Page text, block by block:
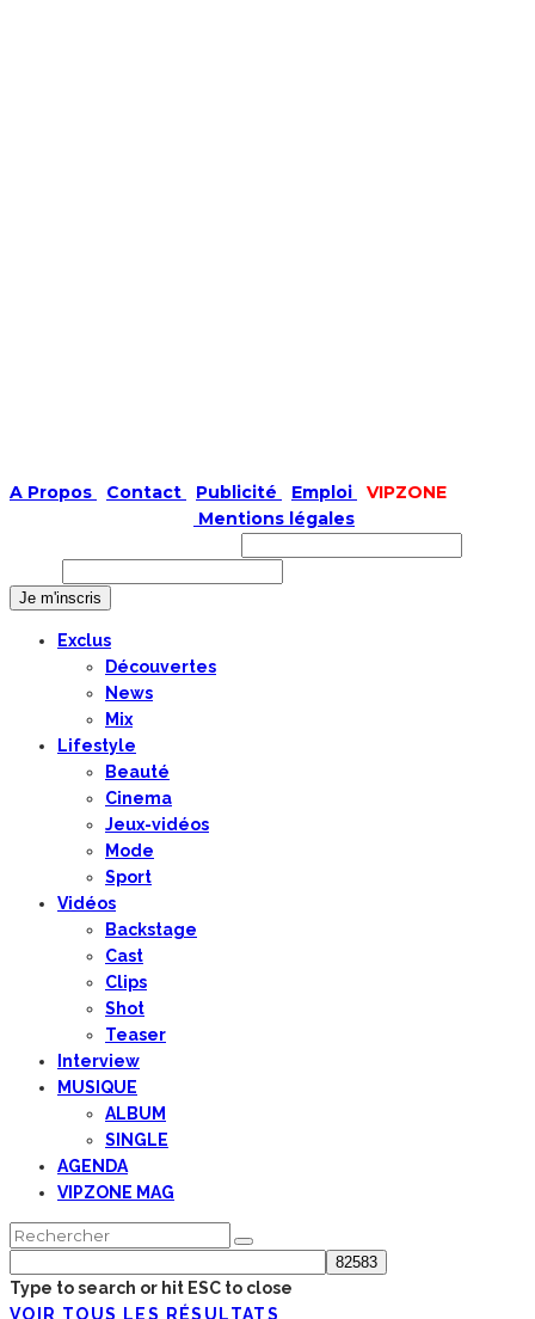
A Propos Contact Publicité Emploi
VIPZONE
Mentions légales
Exclus
Découvertes
News
Mix
Lifestyle
Beauté
Cinema
Jeux-vidéos
Mode
Sport
Vidéos
Backstage
Cast
Clips
Shot
Teaser
Interview
MUSIQUE
ALBUM
SINGLE
AGENDA
VIPZONE MAG
Type to search or hit ESC to close
VOIR TOUS LES RÉSULTATS